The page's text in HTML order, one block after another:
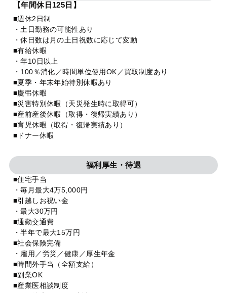
【年間休日125日】
■週休2日制
・土日勤務の可能性あり
・休日数は月の土日祝数に応じて変動
■有給休暇
・年10日以上
・100％消化／時間単位使用OK／買取制度あり
■夏季・年末年始特別休暇あり
■慶弔休暇
■災害特別休暇（天災発生時に取得可）
■産前産後休暇（取得・復帰実績あり）
■育児休暇（取得・復帰実績あり）
■ドナー休暇
福利厚生・待遇
■住宅手当
・毎月最大4万5,000円
■引越しお祝い金
・最大30万円
■通勤交通費
・半年で最大15万円
■社会保険完備
・雇用／労災／健康／厚生年金
■時間外手当（全額支給）
■副業OK
■産業医相談制度